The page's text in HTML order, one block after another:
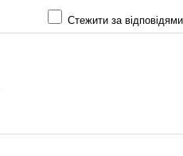
Стежити за відповідями